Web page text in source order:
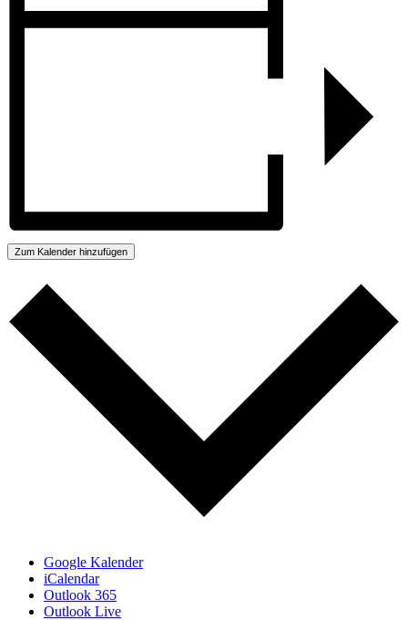
Zum Kalender hinzufügen
Google Kalender
iCalendar
Outlook 365
Outlook Live